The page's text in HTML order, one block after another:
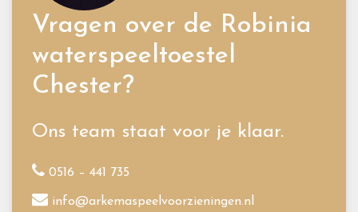
Vragen over de Robinia
waterspeeltoestel
Chester?
Ons team staat voor je klaar.
0516 – 441 735
info@arkemaspeelvoorzieningen.nl